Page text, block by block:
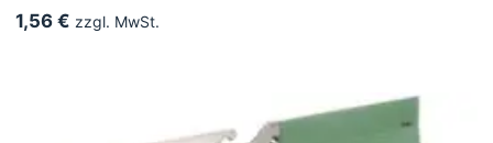
1,56 € zzgl. MwSt.